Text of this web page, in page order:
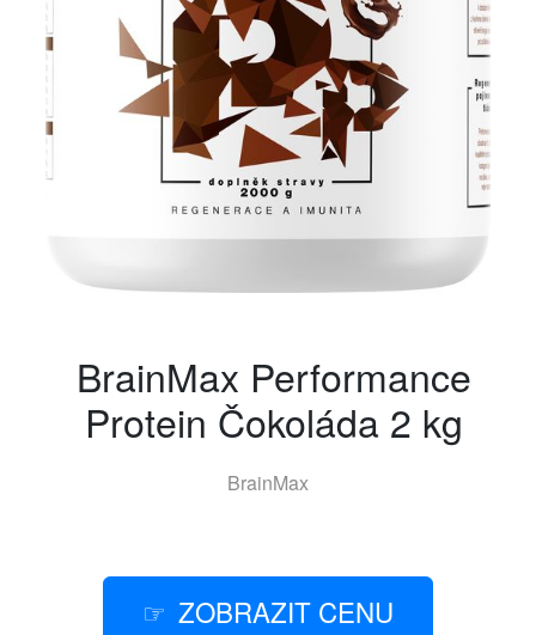
BrainMax Performance
Protein Čokoláda 2 kg
BrainMax
ZOBRAZIT CENU